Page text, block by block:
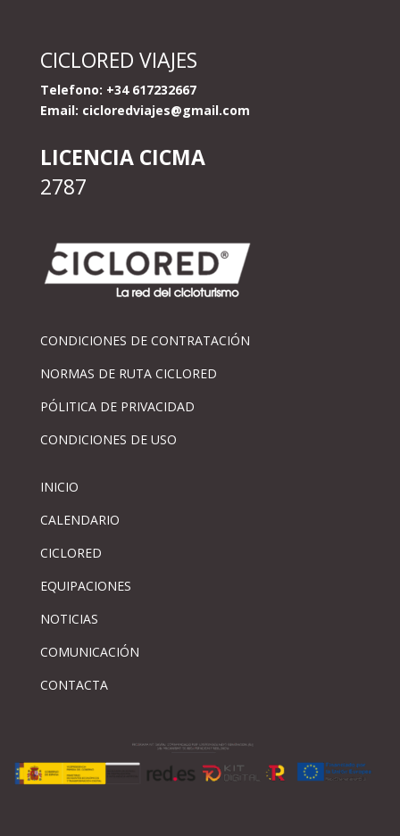
CICLORED VIAJES
Telefono: +34 617232667
Email: cicloredviajes@gmail.com
LICENCIA CICMA
2787
CONDICIONES DE CONTRATACIÓN
NORMAS DE RUTA CICLORED
PÓLITICA DE PRIVACIDAD
CONDICIONES DE USO
INICIO
CALENDARIO
CICLORED
EQUIPACIONES
NOTICIAS
COMUNICACIÓN
CONTACTA